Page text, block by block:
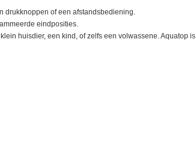
drukknoppen of een afstandsbediening.
eindposities.
huisdier, een kind, of zelfs een volwassene. Aquatop is